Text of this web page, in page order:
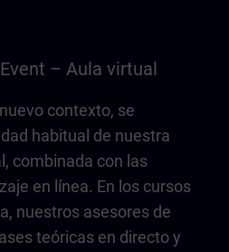
– Aula virtual
contexto, se
habitual de nuestra
combinada con las
en línea. En los cursos
nuestros asesores de
teóricas en directo y